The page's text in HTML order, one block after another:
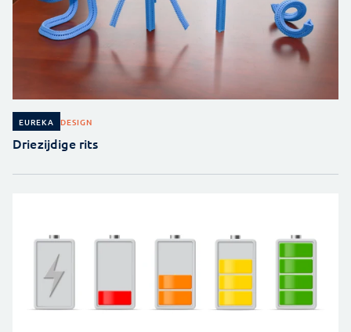
EUREKA DESIGN
Driezijdige rits